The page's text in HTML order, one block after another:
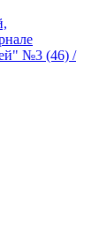
№3 (46) /